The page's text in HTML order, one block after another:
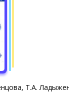
Т.А.